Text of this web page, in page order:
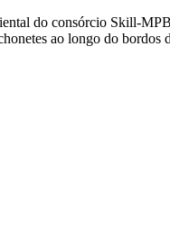
do consórcio Skill-
ao longo do